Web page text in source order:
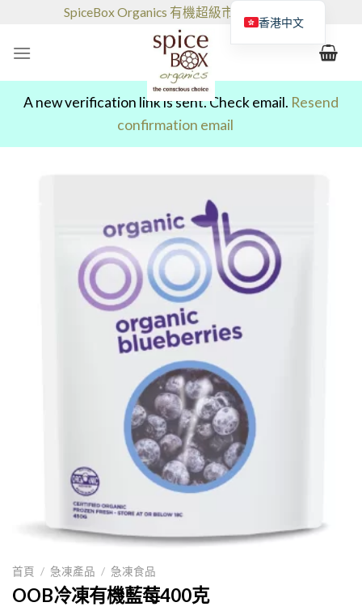
SpiceBox Organics 有機超級市場和咖啡館
A new verification link is sent. Check email. Resend
confirmation email
首頁 / 急凍產品 / 急凍食品
OOB冷凍有機藍莓400克
香港中文